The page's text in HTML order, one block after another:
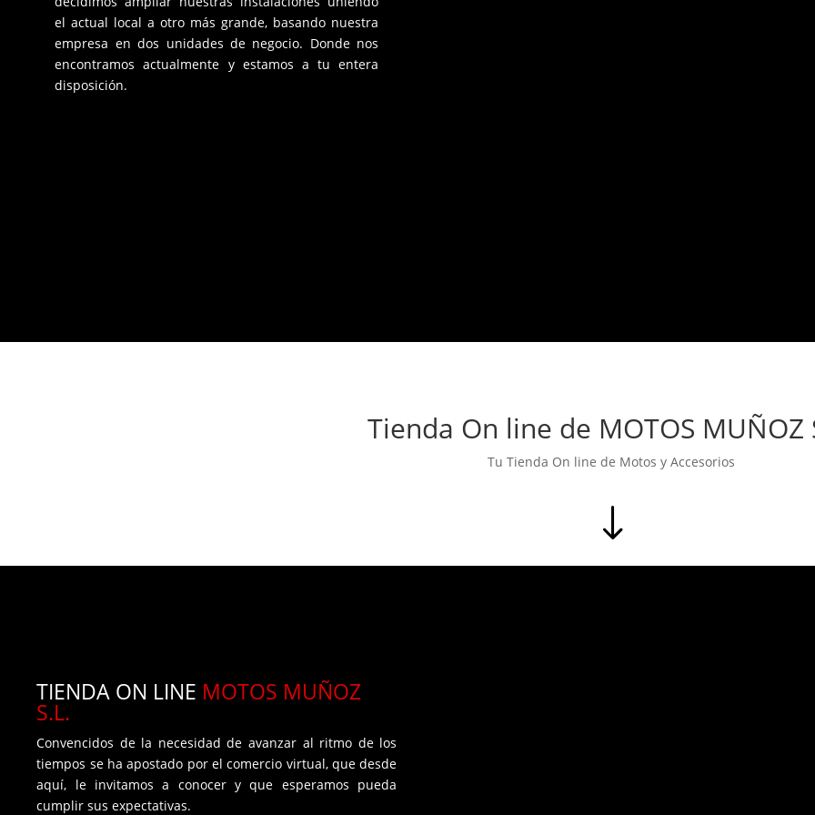
el actual local a otro más grande, basando nuestra
empresa en dos unidades de negocio. Donde nos
encontramos actualmente y estamos a tu entera
disposición.
Tienda On line de MOTOS MUÑOZ
Tu Tienda On line de Motos y Accesorios
"
TIENDA ON LINE MOTOS MUÑOZ
S.L.
Convencidos de la necesidad de avanzar al ritmo de los
tiempos se ha apostado por el comercio virtual, que desde
aquí, le invitamos a conocer y que esperamos pueda
cumplir sus expectativas.